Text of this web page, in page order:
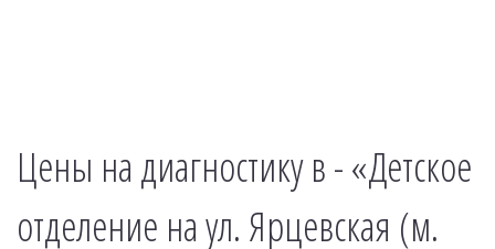
Цены на диагностику в - «Детское
отделение на ул. Ярцевская (м.